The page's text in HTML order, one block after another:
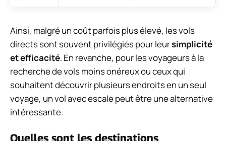
Ainsi, malgré un coût parfois plus élevé, les vols
directs sont souvent privilégiés pour leursimplicité
et efficacité. En revanche, pour les voyageurs à la
recherche de vols moins onéreux ou ceux qui
souhaitent découvrir plusieurs endroits en un seul
voyage, un vol avec escale peut être une alternative
intéressante.
Quelles sont les destinations